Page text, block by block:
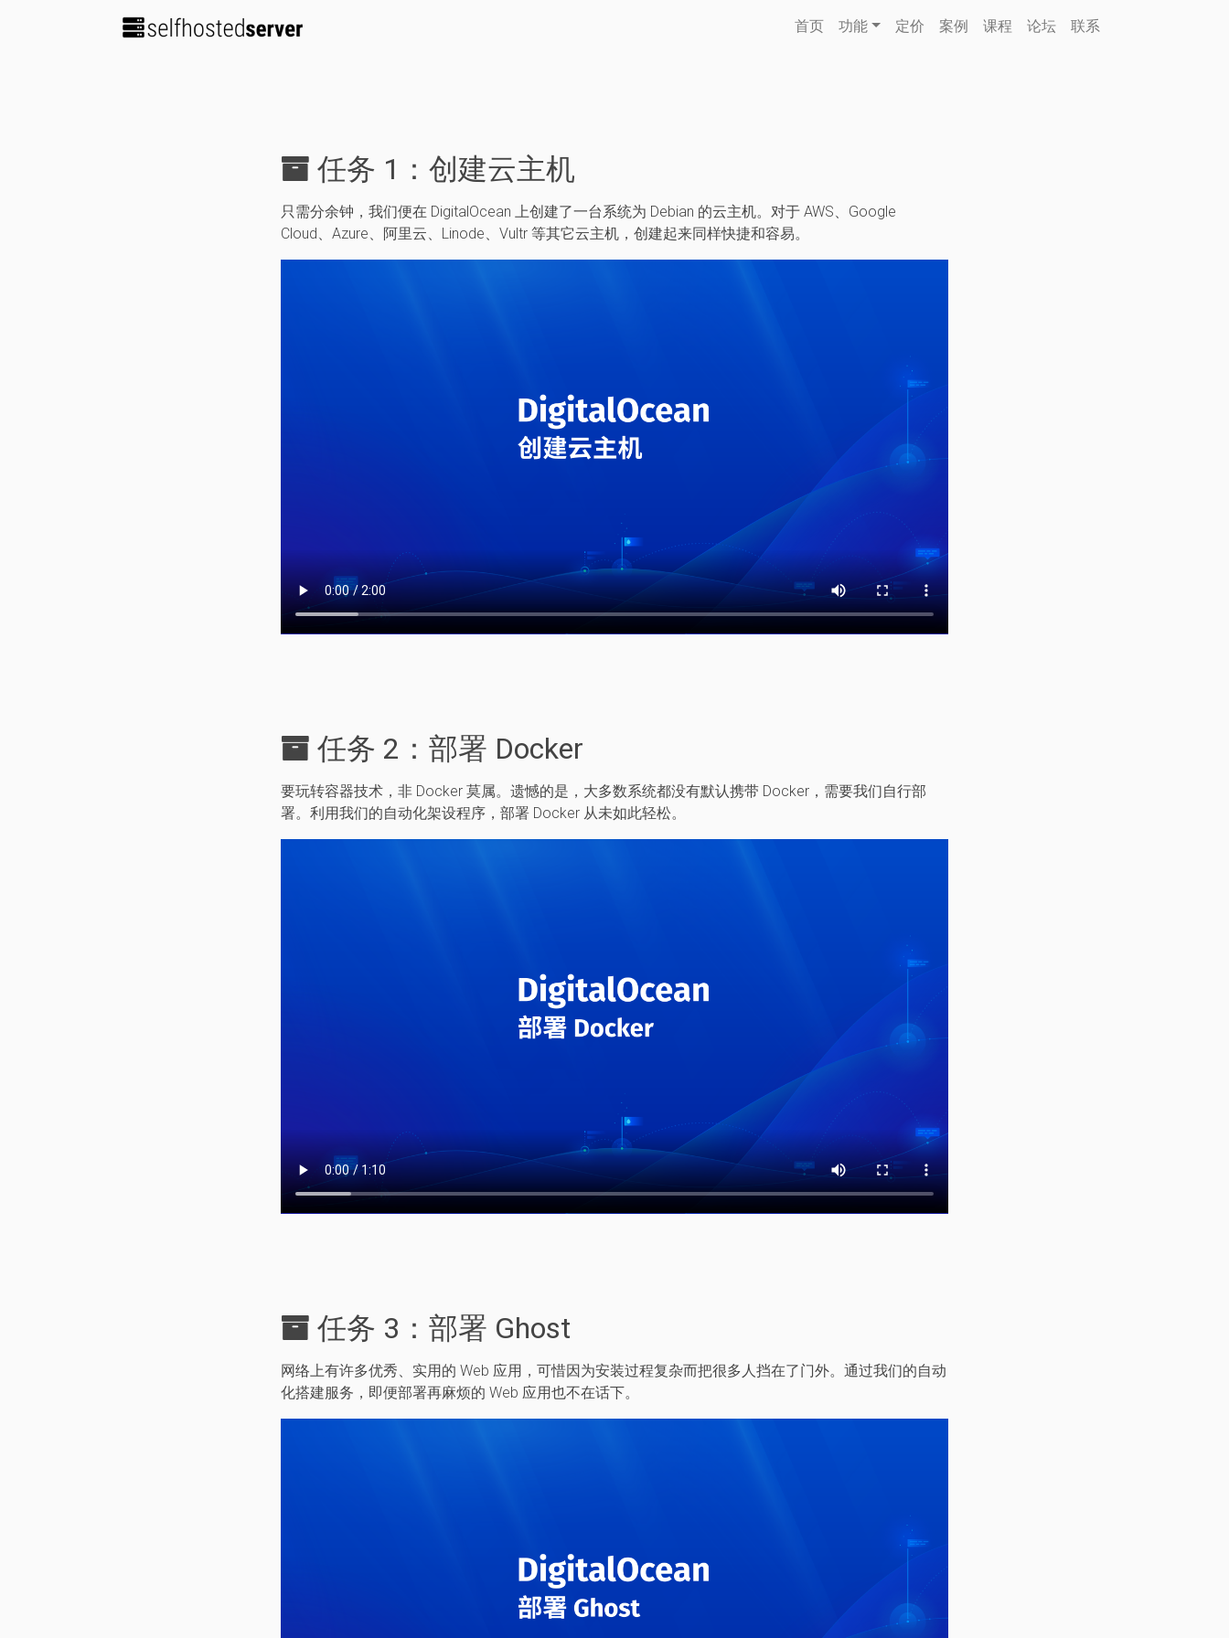
首页 功能 定价 案例 课程 论坛 联系
任务 1：创建云主机
只需分余钟，我们便在 DigitalOcean 上创建了一台系统为 Debian 的云主机。对于 AWS、Google
Cloud、Azure、阿里云、Linode、Vultr 等其它云主机，创建起来同样快捷和容易。
任务 2：部署 Docker
要玩转容器技术，非 Docker 莫属。遗憾的是，大多数系统都没有默认携带 Docker，需要我们自行部
署。利用我们的自动化架设程序，部署 Docker 从未如此轻松。
任务 3：部署 Ghost
网络上有许多优秀、实用的 Web 应用，可惜因为安装过程复杂而把很多人挡在了门外。通过我们的自动
化搭建服务，即便部署再麻烦的 Web 应用也不在话下。